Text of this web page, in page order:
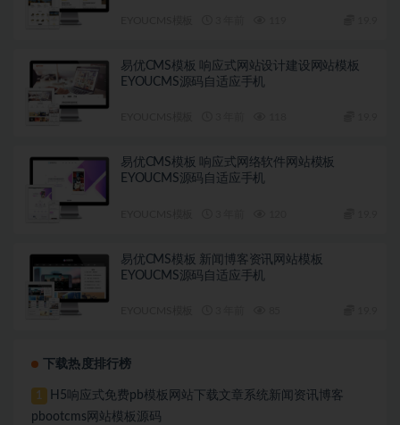
易优CMS模板 响应式网站设计建设网站模板
EYOUCMS源码自适应手机
易优CMS模板 响应式网络软件网站模板
EYOUCMS源码自适应手机
易优CMS模板 新闻博客资讯网站模板
EYOUCMS源码自适应手机
下载热度排行榜
1
H5响应式免费pb模板网站下载文章系统新闻资讯博客
pbootcms网站模板源码